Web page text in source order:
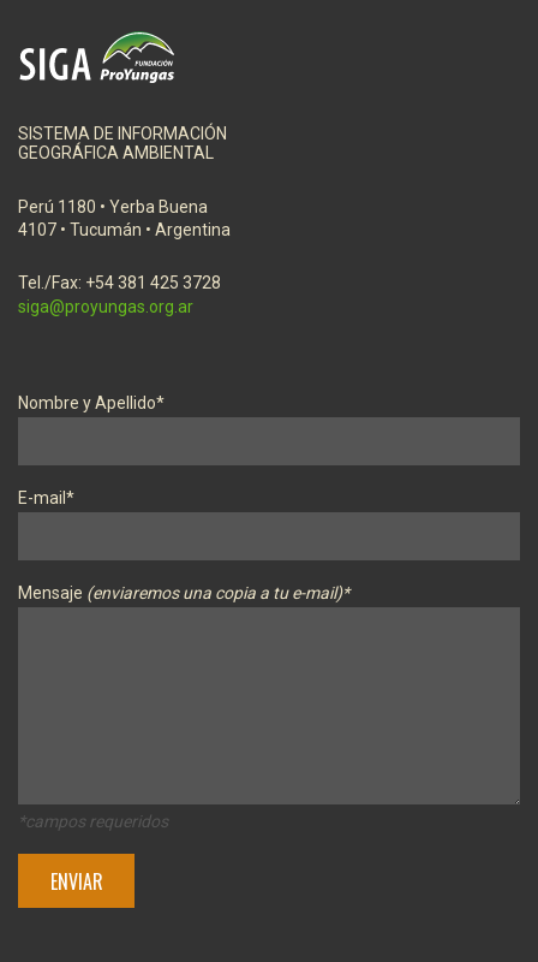
SISTEMA DE INFORMACIÓN
GEOGRÁFICA AMBIENTAL
Perú 1180 • Yerba Buena
4107 • Tucumán • Argentina
Tel./Fax: +54 381 425 3728
siga@proyungas.org.ar
Nombre y Apellido*
E-mail*
Mensaje (enviaremos una copia a tu e-mail)*
*campos requeridos